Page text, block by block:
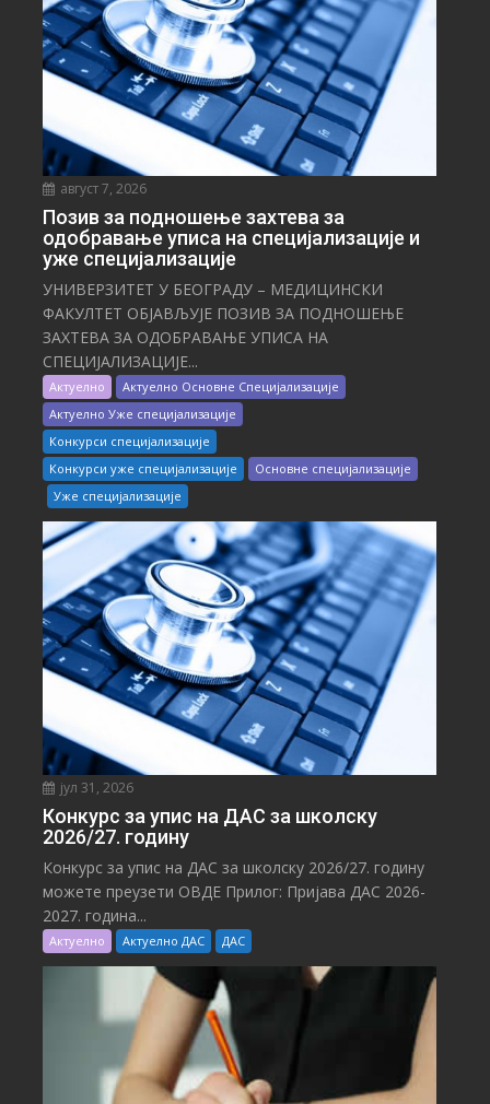
август 7, 2026
Позив за подношење захтева за
одобравање уписа на специјализације и
уже специјализације
УНИВЕРЗИТЕТ У БЕОГРАДУ – МЕДИЦИНСКИ
ФАКУЛТЕТ ОБЈАВЉУЈЕ ПОЗИВ ЗА ПОДНОШЕЊЕ
ЗАХТЕВА ЗА ОДОБРАВАЊЕ УПИСА НА
СПЕЦИЈАЛИЗАЦИЈЕ...
Актуелно
Актуелно Основне Специјализације
Актуелно Уже специјализације
Конкурси специјализације
Конкурси уже специјализације
Основне специјализације
Уже специјализације
јул 31, 2026
Конкурс за упис на ДАС за школску
2026/27. годину
Конкурс за упис на ДАС за школску 2026/27. годину
можете преузети ОВДЕ Прилог: Пријава ДАС 2026-
2027. година...
Актуелно Актуелно ДАС ДАС